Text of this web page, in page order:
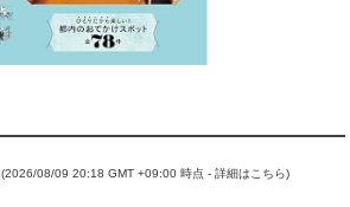
(2026/08/09 20:18 GMT +09:00 時点 -詳細はこちら)